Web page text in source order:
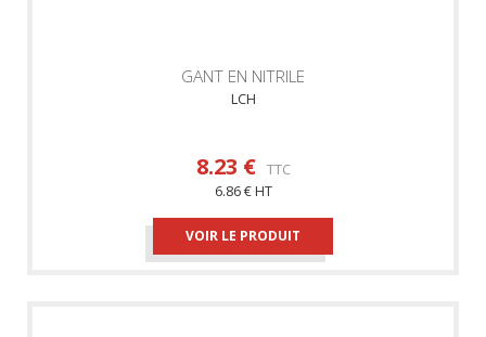
GANT EN NITRILE
LCH
8.23 € TTC
6.86 € HT
VOIR LE PRODUIT